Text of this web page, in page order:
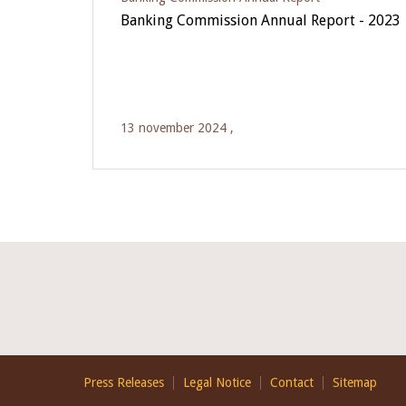
Banking Commission Annual Report - 2023
13 november 2024 ,
Footer
EN
Press Releases Legal Notice Contact Sitemap